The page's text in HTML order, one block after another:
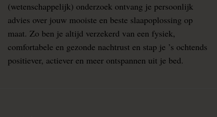
(wetenschappelijk) onderzoek ontvang je persoonlijk
advies over jouw mooiste en beste slaapoplossing op
maat. Zo ben je altijd verzekerd van een fysiek,
comfortabele en gezonde nachtrust en stap je ’s ochtends
positiever, actiever en meer ontspannen uit je bed.